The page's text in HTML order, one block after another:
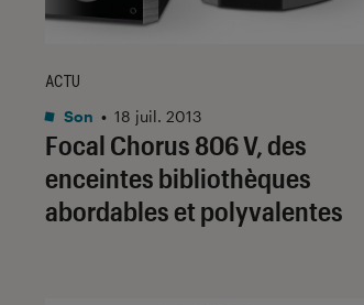
Focal Chorus 806 V, des
enceintes bibliothèques
abordables et polyvalentes
ACTU
Son • 18 juil. 2013